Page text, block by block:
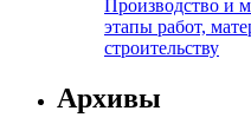
Производство и
этапы работ,
строительству
Архивы